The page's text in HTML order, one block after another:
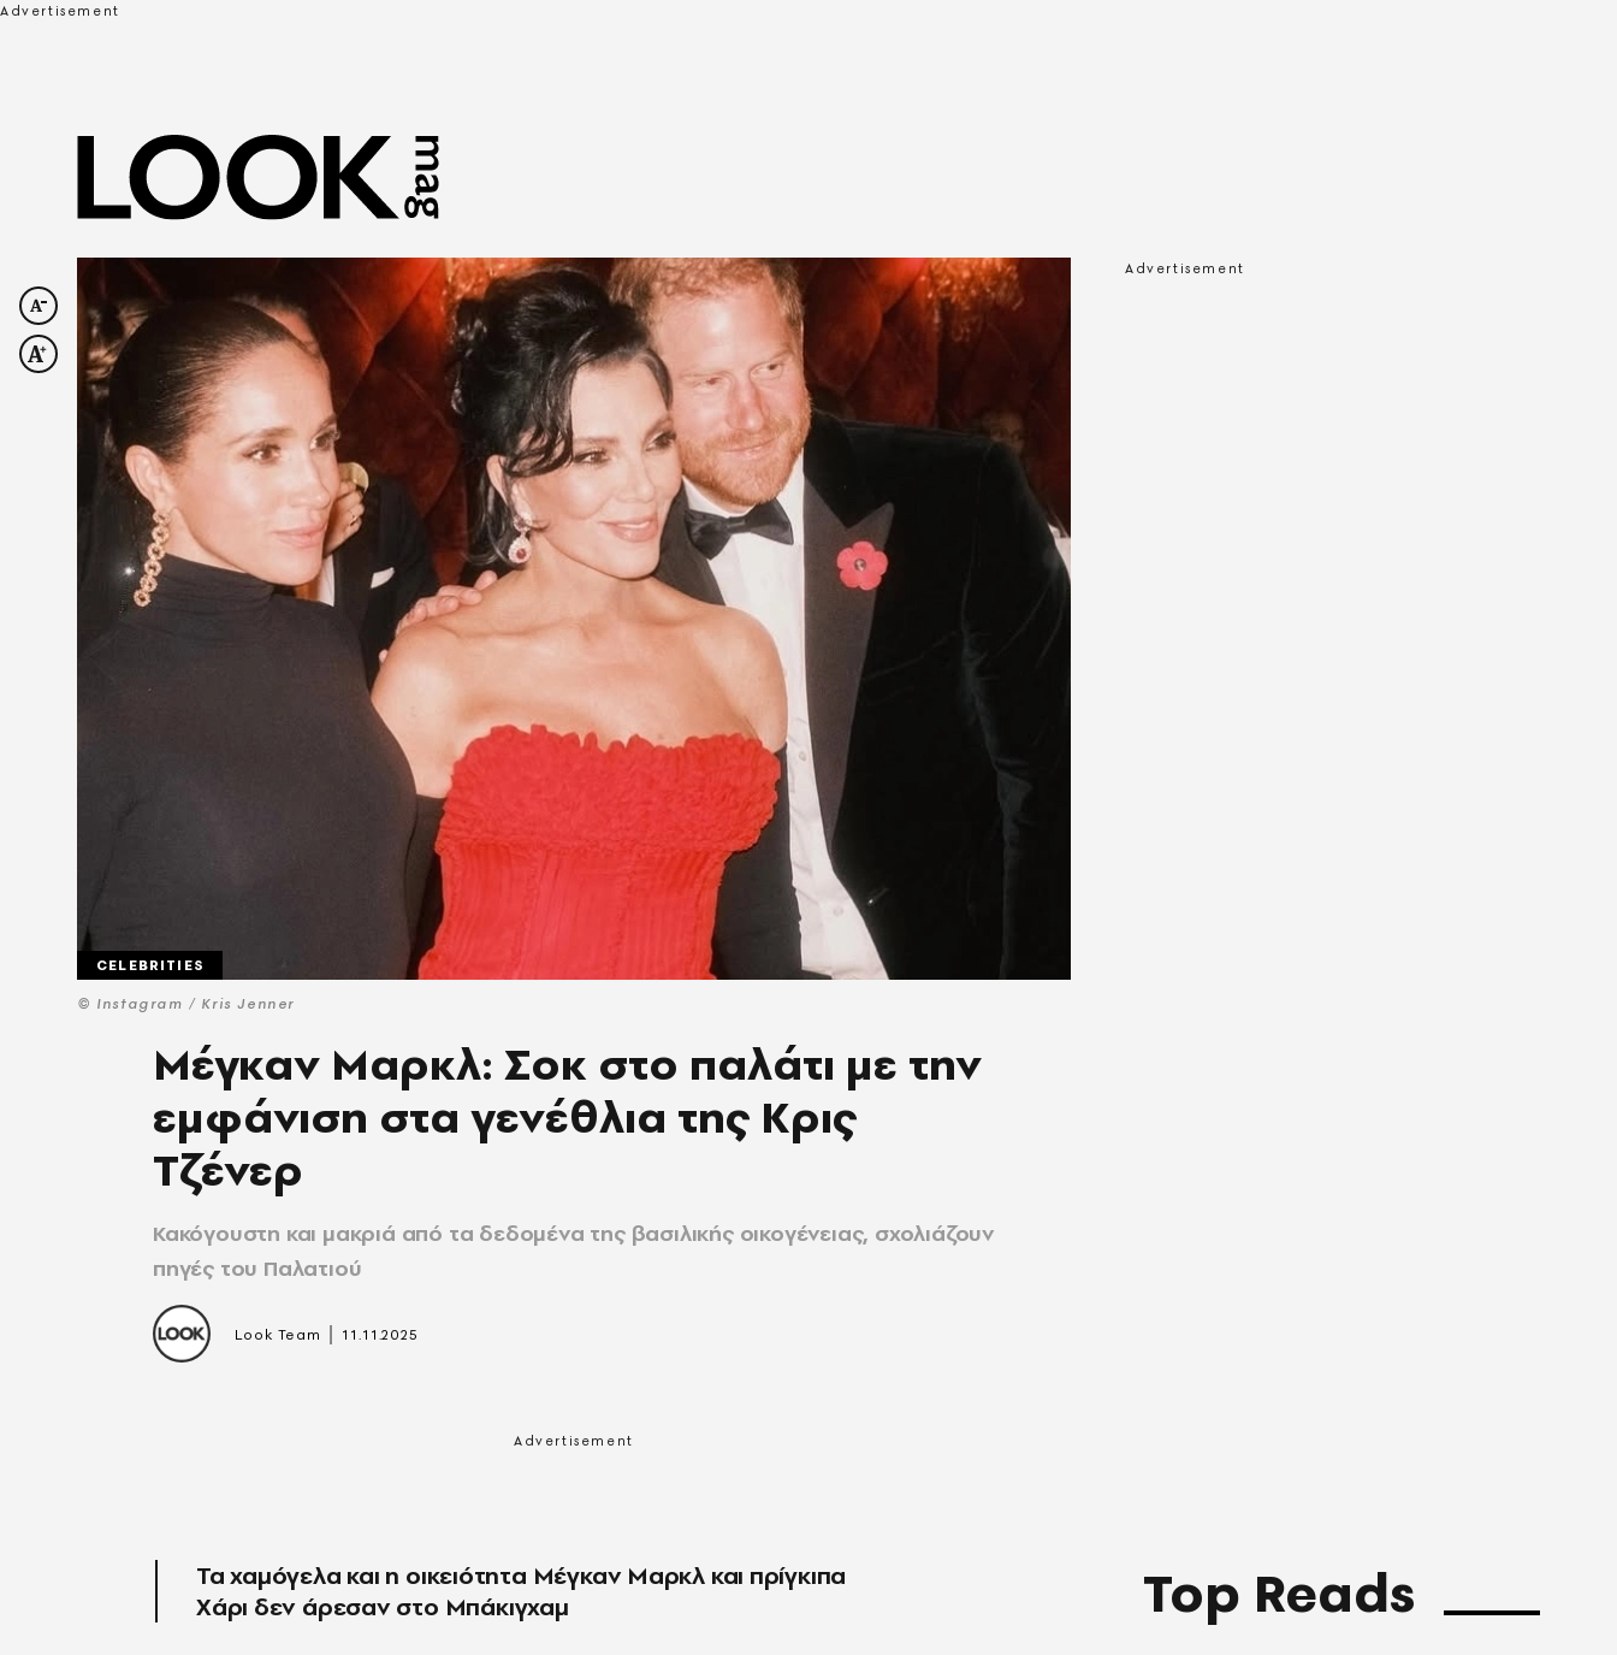
© Instagram / Kris Jenner
CELEBRITIES
Μέγκαν Μαρκλ: Σοκ στο παλάτι με την
εμφάνιση στα γενέθλια της Κρις
Τζένερ
Κακόγουστη και μακριά από τα δεδομένα της βασιλικής οικογένειας, σχολιάζουν
πηγές του Παλατιού
Look Team 11.11.2025
Τα χαμόγελα και η οικειότητα Μέγκαν Μαρκλ και πρίγκιπα
Χάρι δεν άρεσαν στο Μπάκιγχαμ
Top Reads